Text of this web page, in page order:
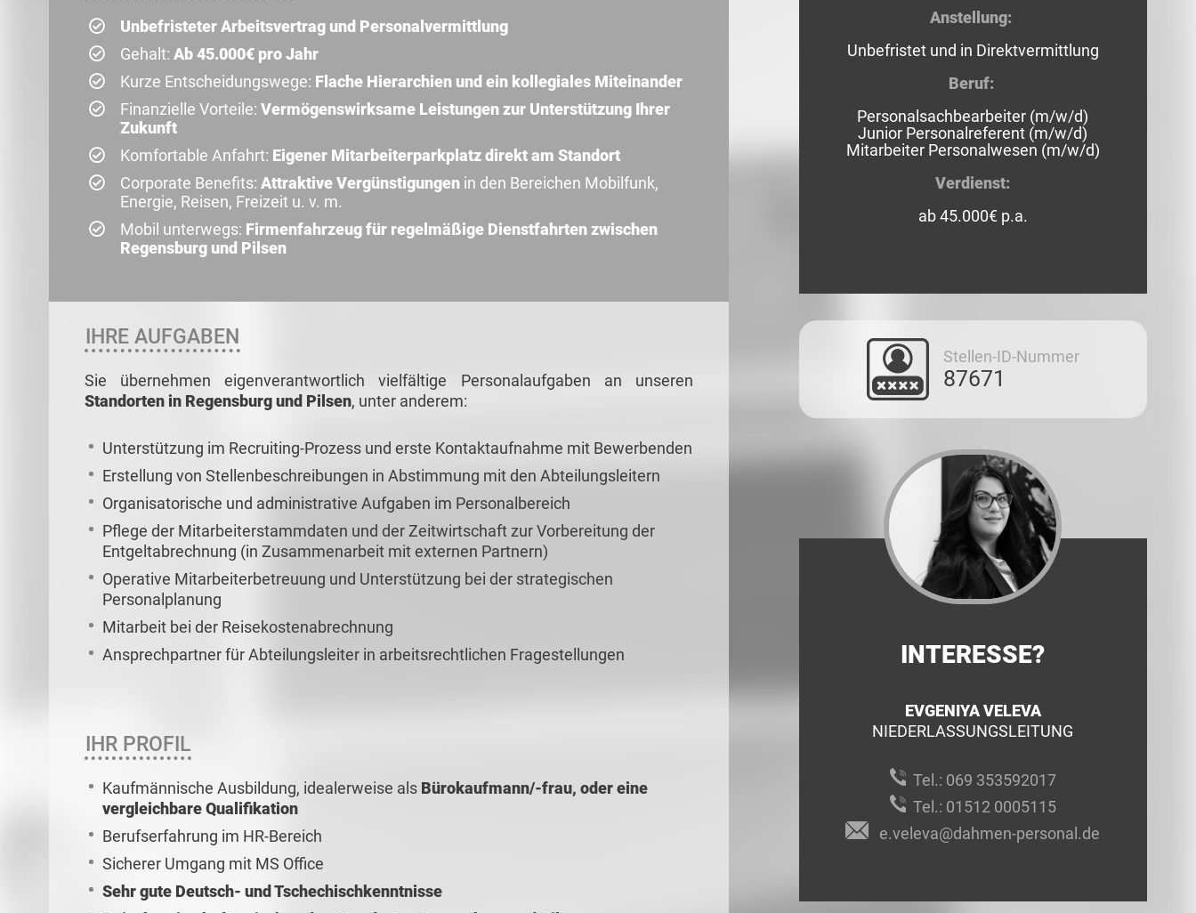
Unbefristeter Arbeitsvertrag und Personalvermittlung
Gehalt: Ab 45.000€ pro Jahr
Kurze Entscheidungswege: Flache Hierarchien und ein kollegiales Miteinander
Finanzielle Vorteile: Vermögenswirksame Leistungen zur Unterstützung Ihrer
Zukunft
Komfortable Anfahrt: Eigener Mitarbeiterparkplatz direkt am Standort
Corporate Benefits: Attraktive Vergünstigungen in den Bereichen Mobilfunk,
Energie, Reisen, Freizeit u. v. m.
Mobil unterwegs: Firmenfahrzeug für regelmäßige Dienstfahrten zwischen
Regensburg und Pilsen
IHRE AUFGABEN
Sie übernehmen eigenverantwortlich vielfältige Personalaufgaben an unseren
Standorten in Regensburg und Pilsen, unter anderem:
Unterstützung im Recruiting-Prozess und erste Kontaktaufnahme mit Bewerbenden
Erstellung von Stellenbeschreibungen in Abstimmung mit den Abteilungsleitern
Organisatorische und administrative Aufgaben im Personalbereich
Pflege der Mitarbeiterstammdaten und der Zeitwirtschaft zur Vorbereitung der
Entgeltabrechnung (in Zusammenarbeit mit externen Partnern)
Operative Mitarbeiterbetreuung und Unterstützung bei der strategischen
Personalplanung
Mitarbeit bei der Reisekostenabrechnung
Ansprechpartner für Abteilungsleiter in arbeitsrechtlichen Fragestellungen
IHR PROFIL
Kaufmännische Ausbildung, idealerweise als Bürokaufmann/-frau, oder eine
vergleichbare Qualifikation
Berufserfahrung im HR-Bereich
Sicherer Umgang mit MS Office
Sehr gute Deutsch- und Tschechischkenntnisse
Anstellung:
Unbefristet und in Direktvermittlung
Beruf:
Personalsachbearbeiter (m/w/d)
Junior Personalreferent (m/w/d)
Mitarbeiter Personalwesen (m/w/d)
Verdienst:
ab 45.000€ p.a.
Stellen-ID-Nummer
87671
INTERESSE?
EVGENIYA VELEVA
NIEDERLASSUNGSLEITUNG
Tel.: 069 353592017
Tel.: 01512 0005115
e.veleva@dahmen-personal.de